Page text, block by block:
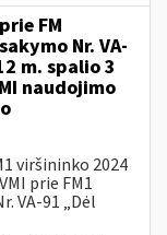
FM
Nr. VA-
m. spalio 3
naudojimo
viršininko 2024
prie FM1
VA-91 „Dėl